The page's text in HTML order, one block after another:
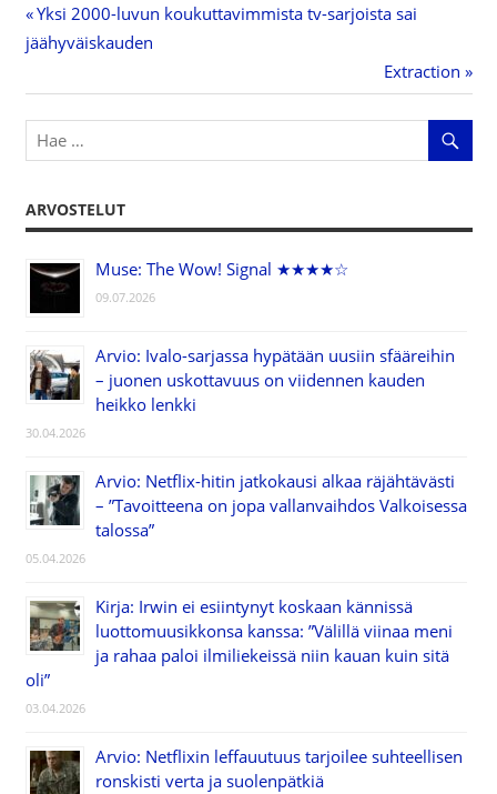
Artikkelien
selaus
Previous
Post:
Yksi 2000-luvun koukuttavimmista tv-sarjoista sai
jäähyväiskauden
Next
Post:
Extraction
ARVOSTELUT
Muse: The Wow! Signal ★★★★☆
09.07.2026
Arvio: Ivalo-sarjassa hypätään uusiin sfääreihin
– juonen uskottavuus on viidennen kauden
heikko lenkki
30.04.2026
Arvio: Netflix-hitin jatkokausi alkaa räjähtävästi
– ”Tavoitteena on jopa vallanvaihdos Valkoisessa
talossa”
05.04.2026
Kirja: Irwin ei esiintynyt koskaan kännissä
luottomuusikkonsa kanssa: ”Välillä viinaa meni
ja rahaa paloi ilmiliekeissä niin kauan kuin sitä
oli”
03.04.2026
Arvio: Netflixin leffauutuus tarjoilee suhteellisen
ronskisti verta ja suolenpätkiä